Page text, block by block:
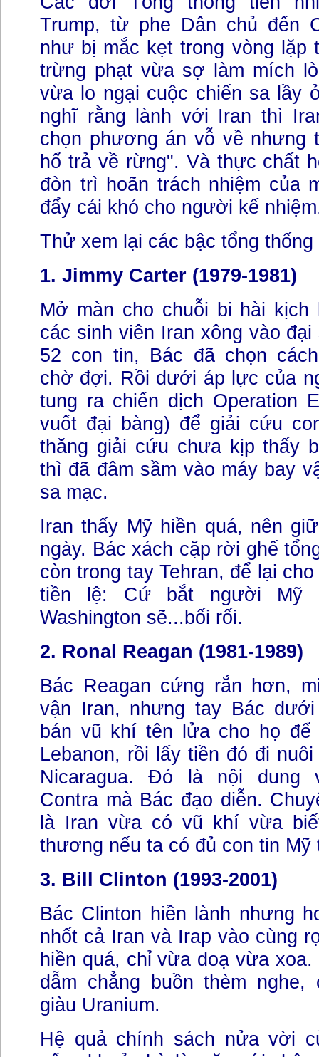
Trump, từ phe Dân chủ đến
như bị mắc kẹt trong vòng lặp
trừng phạt vừa sợ làm mích
vừa lo ngại cuộc chiến sa lầy
nghĩ rằng lành với Iran thì
chọn phương án vỗ về nhưng
hổ trả về rừng". Và thực chất
đòn trì hoãn trách nhiệm của
đẩy cái khó cho người kế
Thử xem lại các bậc tổng thống
1. Jimmy Carter (1979-1981)
Mở màn cho chuỗi bi hài kịch
các sinh viên Iran xông vào
52 con tin, Bác đã chọn
chờ đợi. Rồi dưới áp lực của
tung ra chiến dịch Operation
vuốt đại bàng) để giải cứu
thăng giải cứu chưa kịp thấy
thì đã đâm sầm vào máy bay
sa mạc.
Iran thấy Mỹ hiền quá, nên
ngày. Bác xách cặp rời ghế
còn trong tay Tehran, để lại
tiền lệ: Cứ bắt người Mỹ
Washington sẽ...bối rối.
2. Ronal Reagan (1981-1989)
Bác Reagan cứng rắn hơn,
vận Iran, nhưng tay Bác
bán vũ khí tên lửa cho họ
Lebanon, rồi lấy tiền đó đi
Nicaragua. Đó là nội dung
Contra mà Bác đạo diễn.
là Iran vừa có vũ khí vừa
thương nếu ta có đủ con tin Mỹ
3. Bill Clinton (1993-2001)
Bác Clinton hiền lành nhưng
nhốt cả Iran và Irap vào cùng
hiền quá, chỉ vừa doạ vừa
dẫm chẳng buồn thèm nghe,
giàu Uranium.
Hệ quả chính sách nửa vời